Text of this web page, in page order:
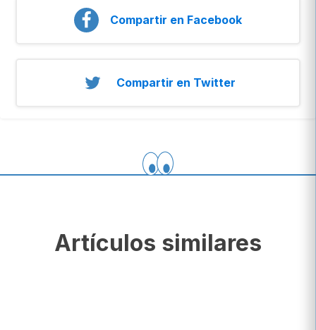
Compartir en Facebook
Compartir en Twitter
Artículos similares